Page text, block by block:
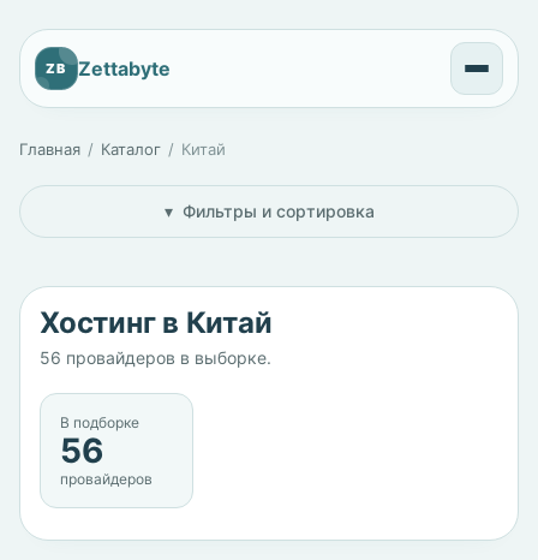
ZB Zettabyte
Главная Каталог Китай
Фильтры и сортировка
Хостинг в Китай
56 провайдеров в выборке.
В подборке
56
провайдеров